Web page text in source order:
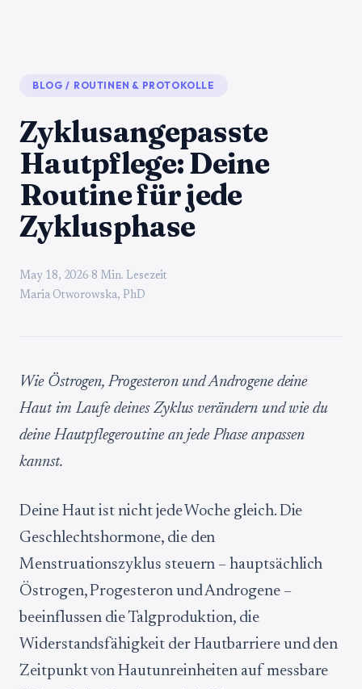
BLOG / ROUTINEN & PROTOKOLLE
Zyklusangepasste
Hautpflege: Deine
Routine für jede
Zyklusphase
May 18, 2026·8 Min. Lesezeit
Maria Otworowska, PhD
Wie Östrogen, Progesteron und Androgene deine
Haut im Laufe deines Zyklus verändern und wie du
deine Hautpflegeroutine an jede Phase anpassen
kannst.
Deine Haut ist nicht jede Woche gleich. Die
Geschlechtshormone, die den
Menstruationszyklus steuern – hauptsächlich
Östrogen, Progesteron und Androgene –
beeinflussen die Talgproduktion, die
Widerstandsfähigkeit der Hautbarriere und den
Zeitpunkt von Hautunreinheiten auf messbare